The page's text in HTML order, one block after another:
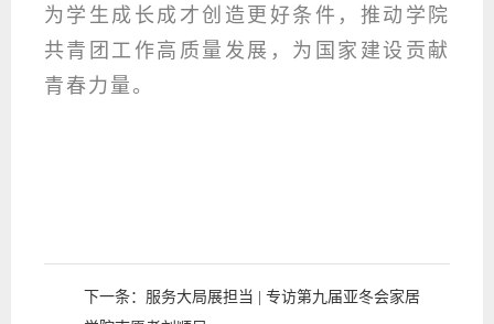
为学生成长成才创造更好条件，推动学院
共青团工作高质量发展，为国家建设贡献
青春力量。
下一条： 服务大局展担当 | 专访第九届亚冬会家居